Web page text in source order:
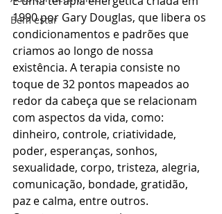
Bem estar
1990 por Gary Douglas, que libera os
condicionamentos e padrões que
criamos ao longo de nossa
existência. A terapia consiste no
toque de 32 pontos mapeados ao
redor da cabeça que se relacionam
com aspectos da vida, como:
dinheiro, controle, criatividade,
poder, esperanças, sonhos,
sexualidade, corpo, tristeza, alegria,
comunicação, bondade, gratidão,
paz e calma, entre outros.